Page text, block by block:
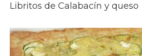
Libritos de Calabacín y queso